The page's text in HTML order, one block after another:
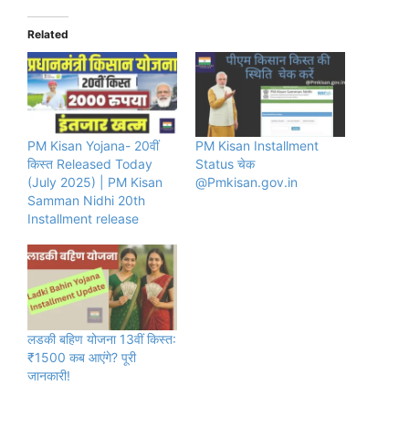
Related
PM Kisan Yojana- 20वीं
किस्त Released Today
(July 2025) | PM Kisan
Samman Nidhi 20th
Installment release
PM Kisan Installment
Status चेक
@Pmkisan.gov.in
लडकी बहिण योजना 13वीं किस्त:
₹1500 कब आएंगे? पूरी
जानकारी!